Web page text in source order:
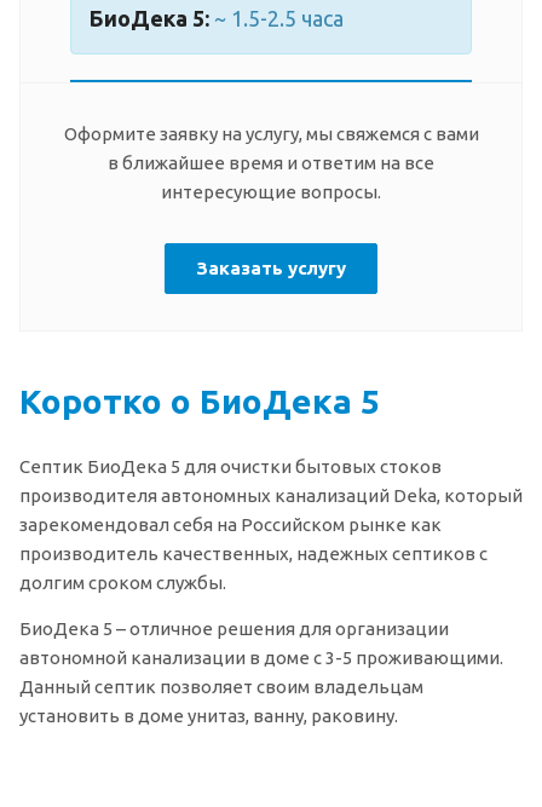
БиоДека 5: ~ 1.5-2.5 часа
Оформите заявку на услугу, мы свяжемся с вами
в ближайшее время и ответим на все
интересующие вопросы.
Заказать услугу
Коротко о БиоДека 5
Септик БиоДека 5 для очистки бытовых стоков
производителя автономных канализаций Deka, который
зарекомендовал себя на Российском рынке как
производитель качественных, надежных септиков с
долгим сроком службы.
БиоДека 5 – отличное решения для организации
автономной канализации в доме с 3-5 проживающими.
Данный септик позволяет своим владельцам
установить в доме унитаз, ванну, раковину.